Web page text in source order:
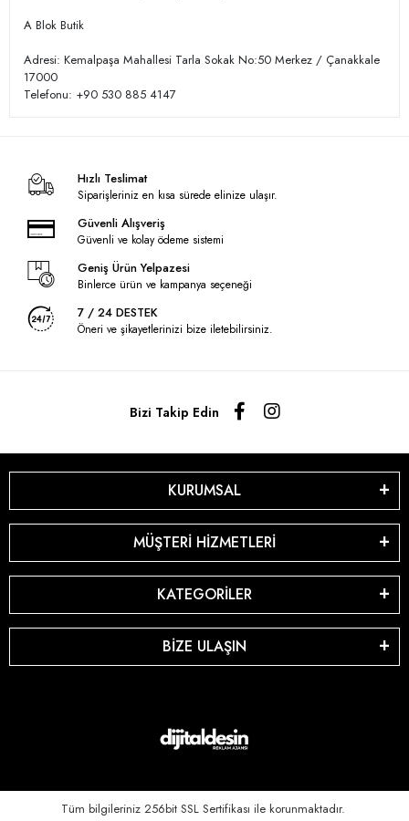
A Blok Butik
Adresi: Kemalpaşa Mahallesi Tarla Sokak No:50 Merkez / Çanakkale
17000
Telefonu: +90 530 885 4147
Hızlı Teslimat
Siparişleriniz en kısa sürede elinize ulaşır.
Güvenli Alışveriş
Güvenli ve kolay ödeme sistemi
Geniş Ürün Yelpazesi
Binlerce ürün ve kampanya seçeneği
7 / 24 DESTEK
Öneri ve şikayetlerinizi bize iletebilirsiniz.
Bizi Takip Edin
KURUMSAL
MÜŞTERİ HİZMETLERİ
KATEGORİLER
BİZE ULAŞIN
Tüm bilgileriniz 256bit SSL Sertifikası ile korunmaktadır.